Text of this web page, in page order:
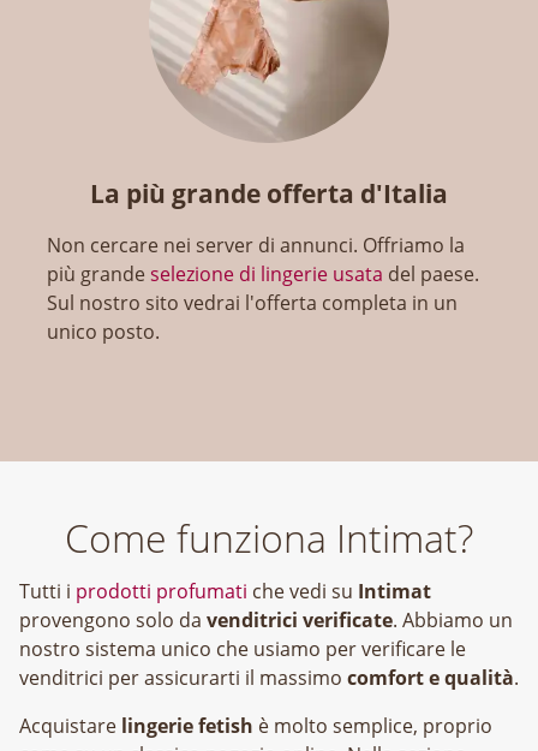
La più grande offerta d'Italia
Non cercare nei server di annunci. Offriamo la
più grandeselezione di lingerie usata del paese.
Sul nostro sito vedrai l'offerta completa in un
unico posto.
Come funziona Intimat?
Tutti i prodotti profumati che vedi su Intimat
provengono solo da venditrici verificate. Abbiamo un
nostro sistema unico che usiamo per verificare le
venditrici per assicurarti il massimo comfort e qualità.
Acquistare lingerie fetish è molto semplice, proprio